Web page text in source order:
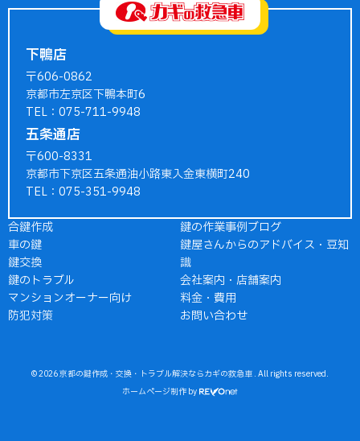
下鴨店
〒606-0862
京都市左京区下鴨本町6
TEL：075-711-9948
五条通店
〒600-8331
京都市下京区五条通油小路東入金東横町240
TEL：075-351-9948
合鍵作成
車の鍵
鍵交換
鍵のトラブル
マンションオーナー向け
防犯対策
鍵の作業事例ブログ
鍵屋さんからのアドバイス・豆知
識
会社案内・店舗案内
料金・費用
お問い合わせ
© 2026京都の鍵作成・交換・トラブル解決ならカギの救急車 . All rights reserved.
ホームページ制作by